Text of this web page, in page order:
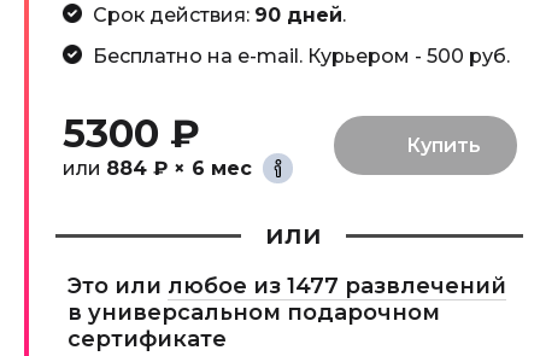
Срок действия: 90 дней.
Бесплатно на e-mail. Курьером - 500 руб.
5300 ₽
или 884 ₽ × 6 мес
или
Это или любое из 1477 развлечений
в универсальном подарочном
сертификате